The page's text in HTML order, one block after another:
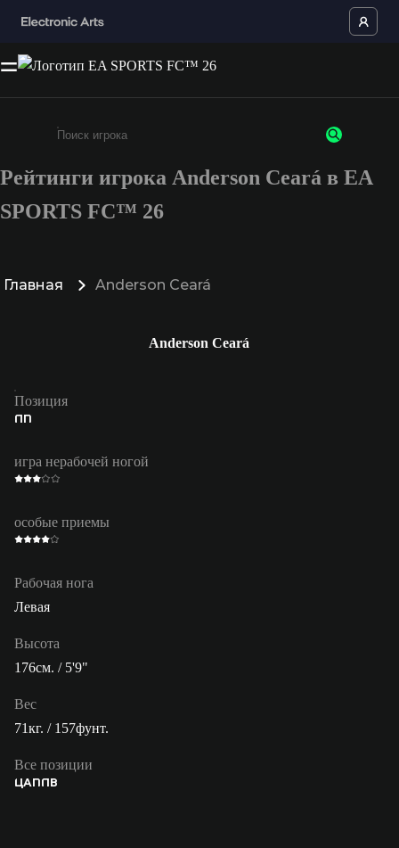
Введите не менее 3 символов или цифр
Рейтинги игрока Anderson Ceará в EA
SPORTS FC™ 26
Главная Anderson Ceará
Anderson Ceará
Позиция
ПП
игра нерабочей ногой
особые приемы
Рабочая нога
Левая
Высота
176см. / 5'9"
Вес
71кг. / 157фунт.
Все позиции
ЦАППВ